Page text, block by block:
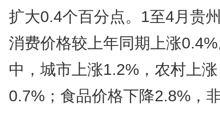
扩大0.4个百分点。1至4月贵
消费价格较上年同期上涨
中，城市上涨1.2%，农村上涨
0.7%；食品价格下降2.8%，